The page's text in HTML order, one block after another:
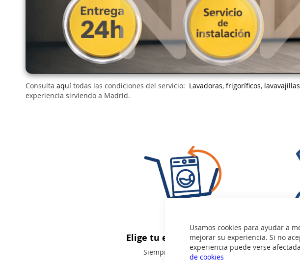
Usamos cookies para ayudar a
mejorar su experiencia. Si no
experiencia puede verse
de cookies
Consulta aquí todas las condiciones del servicio: Lavadoras, frigoríficos, lavavajillas
experiencia sirviendo a Madrid.
Elige tu electrodoméstico
Siempre al mejor precio